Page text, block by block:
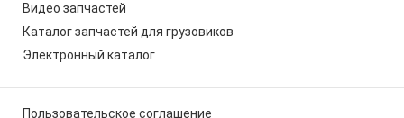
Видео запчастей
Каталог запчастей для грузовиков
Электронный каталог
Пользовательское соглашение